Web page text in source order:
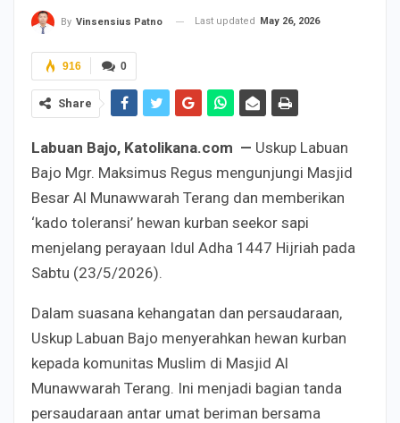
By Vinsensius Patno Last updated May 26, 2026
0
916
Share
Labuan Bajo, Katolikana.com — Uskup Labuan
Bajo Mgr. Maksimus Regus mengunjungi Masjid
Besar Al Munawwarah Terang dan memberikan
‘kado toleransi’ hewan kurban seekor sapi
menjelang perayaan Idul Adha 1447 Hijriah pada
Sabtu (23/5/2026).
Dalam suasana kehangatan dan persaudaraan,
Uskup Labuan Bajo menyerahkan hewan kurban
kepada komunitas Muslim di Masjid Al
Munawwarah Terang. Ini menjadi bagian tanda
persaudaraan antar umat beriman bersama